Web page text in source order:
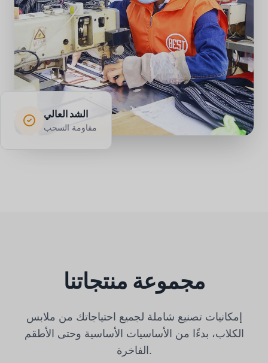
الشد العالي
مقاومة السحب
مجموعة منتجاتنا
إمكانيات تصنيع شاملة لجميع احتياجاتك من ملابس
الكلاب، بدءًا من الأساسيات الأساسية وحتى الأطقم
الفاخرة.